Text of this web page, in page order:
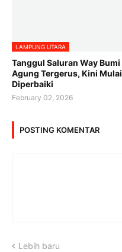
LAMPUNG UTARA
Tanggul Saluran Way Bumi
Agung Tergerus, Kini Mulai
Diperbaiki
February 02, 2026
POSTING KOMENTAR
Lebih baru